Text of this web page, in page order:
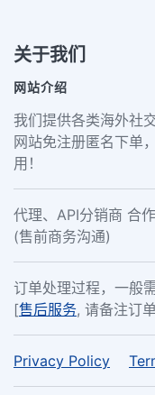
关于我们
网站介绍
我们提供各类海外社
网站免注册匿名下单
用！
代理、API分销商 合
(售前商务沟通)
订单处理过程，一般
[售后服务, 请备注订
Privacy Policy